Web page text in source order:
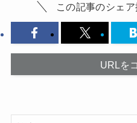
この記事のシェ
URLを